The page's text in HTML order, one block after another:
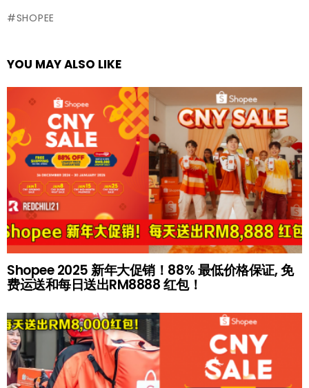
SHOPEE
YOU MAY ALSO LIKE
Shopee 2025 新年大促销！88% 最低价格保证, 免
费运送和每日送出RM8888 红包！